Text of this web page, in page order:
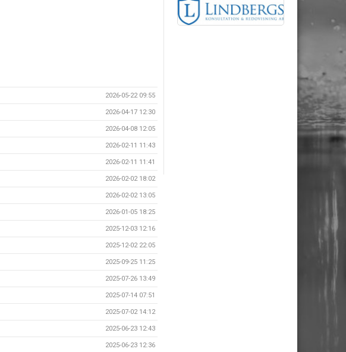
2026-05-22 09:55
2026-04-17 12:30
2026-04-08 12:05
2026-02-11 11:43
2026-02-11 11:41
2026-02-02 18:02
2026-02-02 13:05
2026-01-05 18:25
2025-12-03 12:16
2025-12-02 22:05
2025-09-25 11:25
2025-07-26 13:49
2025-07-14 07:51
2025-07-02 14:12
2025-06-23 12:43
2025-06-23 12:36